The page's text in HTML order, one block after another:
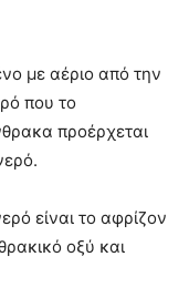
με αέριο από την
που το
προέρχεται
είναι το αφρίζον
οξύ και